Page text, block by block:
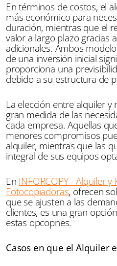
En términos de costos, el
más económico para
duración, mientras que el
valor a largo plazo gracias
adicionales. Ambos
de una inversión inicial
proporciona una
debido a su estructura de
La elección entre alquiler
gran medida de las
cada empresa. Aquellas
menores compromisos
alquiler, mientras que las
integral de sus equipos
En INFORCOPY - Alquiler y
Fotocopiadoras, ofrecen
que se ajusten a las
clientes, es una gran
estas opcopnes.
Casos en que el Alquiler